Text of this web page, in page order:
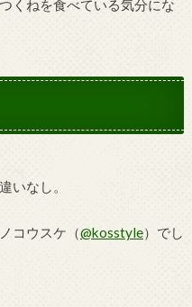
くねを食べている気分にな
いなし。
コウスケ（@kosstyle）でし